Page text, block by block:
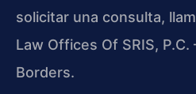
solicitar una consulta,
Law Offices Of SRIS,
Borders.